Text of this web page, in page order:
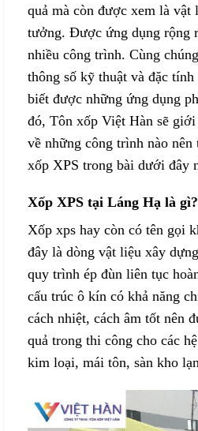
quả mà còn được xem là
tưởng. Được ứng dụng rộng
nhiều công trình. Cùng
thông số kỹ thuật và đặc
biết được những ứng dụng
đó, Tôn xốp Việt Hàn sẽ
về những công trình nào nên
xốp XPS trong bài dưới đây
Xốp XPS tại Láng Hạ là gì?
Xốp xps hay còn có tên gọi
đây là dòng vật liệu xây
quy trình ép đùn liên tục
cấu trúc ô kín có khả năng
cách nhiệt, cách âm tốt nên
quả trong thi công cho các
kim loại, mái tôn, sàn kho